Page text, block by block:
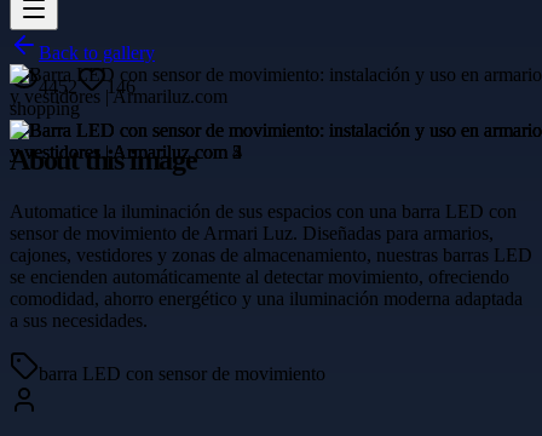
Back to gallery
4452
146
shopping
About this image
Automatice la iluminación de sus espacios con una barra LED con
sensor de movimiento de Armari Luz. Diseñadas para armarios,
cajones, vestidores y zonas de almacenamiento, nuestras barras LED
se encienden automáticamente al detectar movimiento, ofreciendo
comodidad, ahorro energético y una iluminación moderna adaptada
a sus necesidades.
barra LED con sensor de movimiento